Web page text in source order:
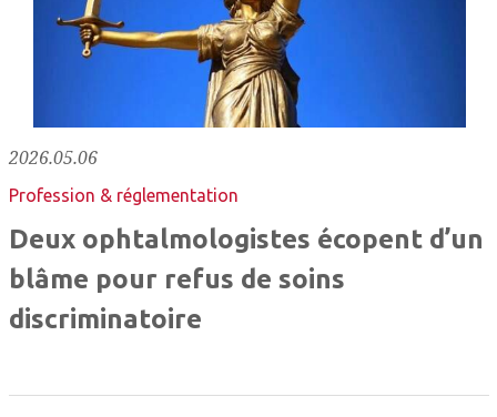
2026.05.06
Profession & réglementation
Deux ophtalmologistes écopent d’un
blâme pour refus de soins
discriminatoire